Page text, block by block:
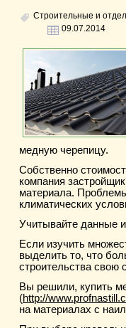
Строительные и
09.07.2014
медную черепицу.
Собственно
компания
материала.
климатических
Учитывайте данные
Если изучить
выделить то, что
строительства свою
Вы решили, купить
(http://
на материалах с